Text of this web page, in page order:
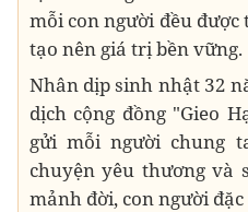
mỗi con người đều
tạo nên giá trị bền vững.
Nhân dịp sinh nhật 32
dịch cộng đồng "Gieo
gửi mỗi người chung
chuyện yêu thương và
mảnh đời, con người